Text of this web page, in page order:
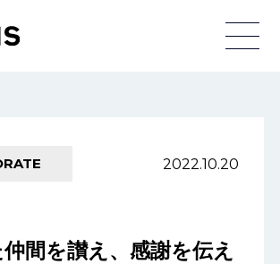
2022.10.20
間を讃え、感謝を伝え